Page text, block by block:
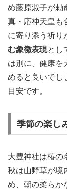
め藤原淑子が勅
真・応神天皇も
に寄り添う祈り
む象徴表現とし
は別に、健康を
めると良いでし
目安です。
季節の楽し
大豊神社は椿の
秋は山野草が境
め、朝の柔らか